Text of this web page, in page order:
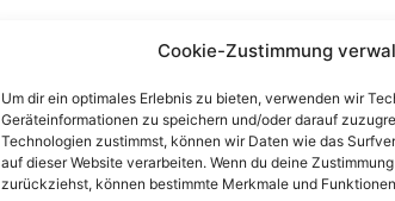
Cookie-Zustimmung
Um dir ein optimales Erlebnis zu bieten, verwenden wir
Geräteinformationen zu speichern und/oder darauf
Technologien zustimmst, können wir Daten wie das
auf dieser Website verarbeiten. Wenn du deine
zurückziehst, können bestimmte Merkmale und